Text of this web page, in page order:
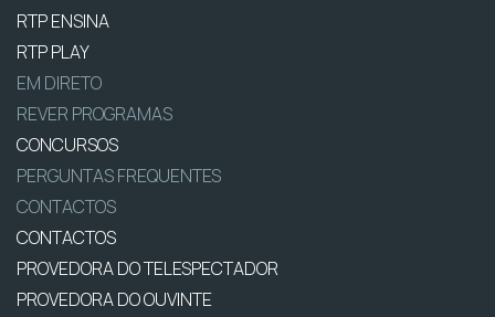
RTP ENSINA
RTP PLAY
EM DIRETO
REVER PROGRAMAS
CONCURSOS
PERGUNTAS FREQUENTES
CONTACTOS
CONTACTOS
PROVEDORA DO TELESPECTADOR
PROVEDORA DO OUVINTE